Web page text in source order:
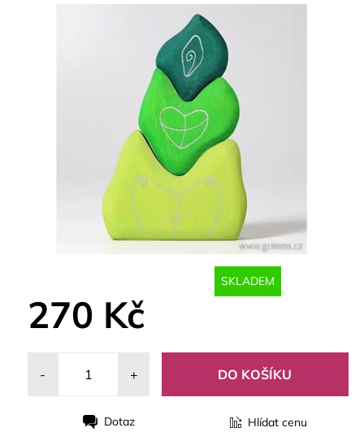
SKLADEM
270 Kč
- +
Dotaz Hlídat cenu